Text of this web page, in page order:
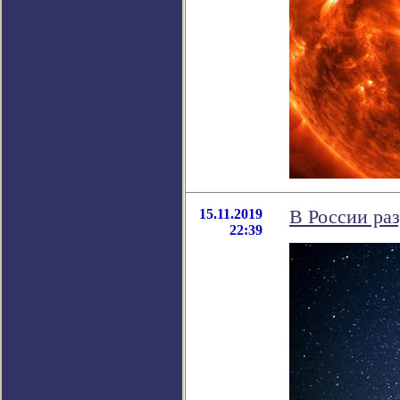
15.11.2019
22:39
В России